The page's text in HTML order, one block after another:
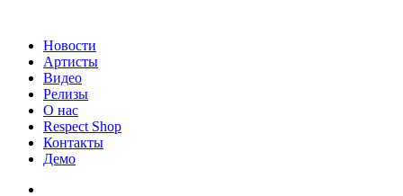
Новости
Артисты
Видео
Релизы
О нас
Respect Shop
Контакты
Демо